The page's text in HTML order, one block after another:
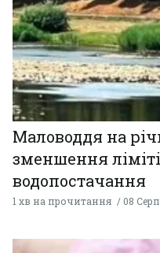
Маловоддя на
зменшення
водопостачання
1 хв на прочитання 08